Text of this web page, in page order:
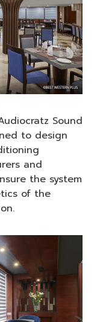
Sound
to design
and
the system
of the